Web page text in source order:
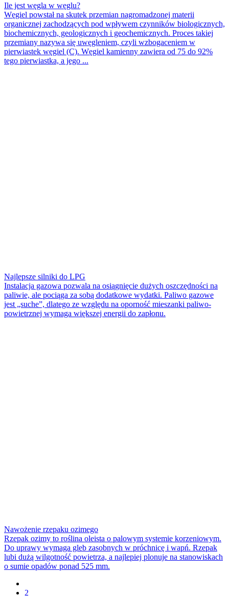
Ile jest węgla w węglu?
Węgiel powstał na skutek przemian nagromadzonej materii
organicznej zachodzących pod wpływem czynników biologicznych,
biochemicznych, geologicznych i geochemicznych. Proces takiej
przemiany nazywa się uwęgleniem, czyli wzbogaceniem w
pierwiastek węgiel (C). Węgiel kamienny zawiera od 75 do 92%
tego pierwiastka, a jego ...
Najlepsze silniki do LPG
Instalacja gazowa pozwala na osiągnięcie dużych oszczędności na
paliwie, ale pociąga za sobą dodatkowe wydatki. Paliwo gazowe
jest „suche”, dlatego ze względu na oporność mieszanki paliwo-
powietrznej wymaga większej energii do zapłonu.
Nawożenie rzepaku ozimego
Rzepak ozimy to roślina oleista o palowym systemie korzeniowym.
Do uprawy wymaga gleb zasobnych w próchnicę i wapń. Rzepak
lubi dużą wilgotność powietrza, a najlepiej plonuje na stanowiskach
o sumie opadów ponad 525 mm.
2